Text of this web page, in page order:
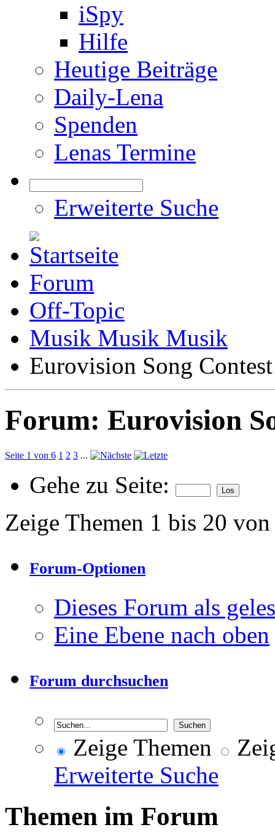
iSpy
Hilfe
Heutige Beiträge
Daily-Lena
Spenden
Lenas Termine
Erweiterte Suche
Forum
Off-Topic
Musik Musik Musik
Eurovision Song Contest
Forum: Eurovision
Seite 1 von 6 1 2 3 ...
Gehe zu Seite:
Zeige Themen 1 bis 20
Forum-Optionen
Dieses Forum als
Eine Ebene nach oben
Forum durchsuchen
Zeige Themen
Erweiterte Suche
Themen im Forum